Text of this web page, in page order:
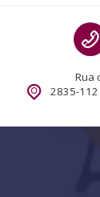
Rua
2835-